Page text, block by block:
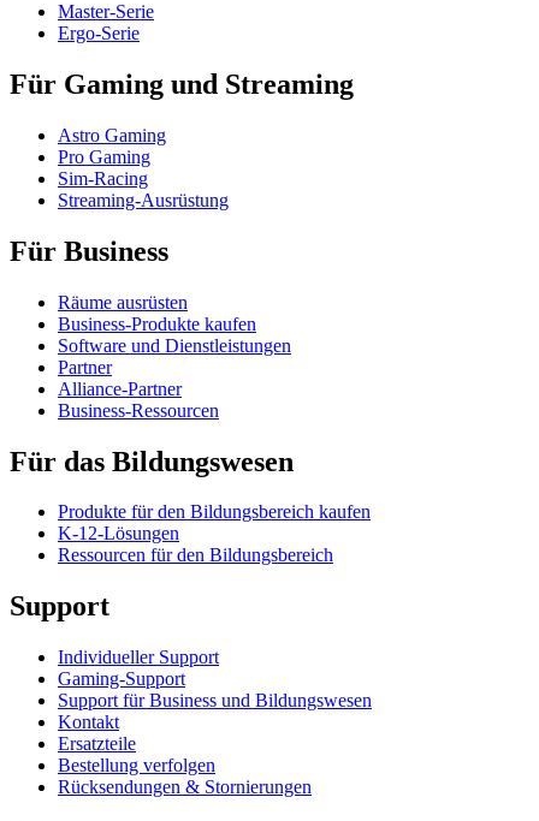
Master-Serie
Ergo-Serie
Für Gaming und Streaming
Astro Gaming
Pro Gaming
Sim-Racing
Streaming-Ausrüstung
Für Business
Räume ausrüsten
Business-Produkte kaufen
Software und Dienstleistungen
Partner
Alliance-Partner
Business-Ressourcen
Für das Bildungswesen
Produkte für den Bildungsbereich kaufen
K-12-Lösungen
Ressourcen für den Bildungsbereich
Support
Individueller Support
Gaming-Support
Support für Business und Bildungswesen
Kontakt
Ersatzteile
Bestellung verfolgen
Rücksendungen & Stornierungen